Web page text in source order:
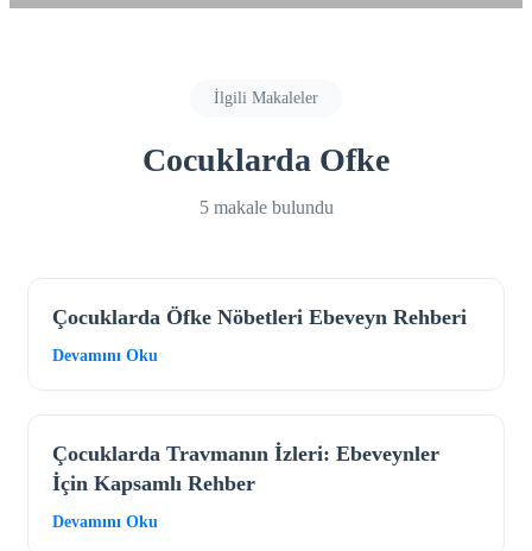
İlgili Makaleler
Cocuklarda Ofke
5 makale bulundu
Çocuklarda Öfke Nöbetleri Ebeveyn Rehberi
Devamını Oku
Çocuklarda Travmanın İzleri: Ebeveynler
İçin Kapsamlı Rehber
Devamını Oku